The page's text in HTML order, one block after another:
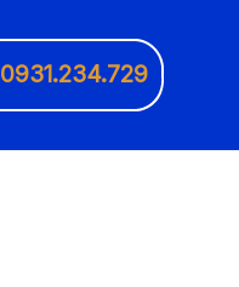
0931.234.729